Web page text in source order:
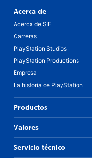
Acerca de
Acerca de SIE
Carreras
PlayStation Studios
PlayStation Productions
Empresa
La historia de PlayStation
Productos
Valores
Servicio técnico